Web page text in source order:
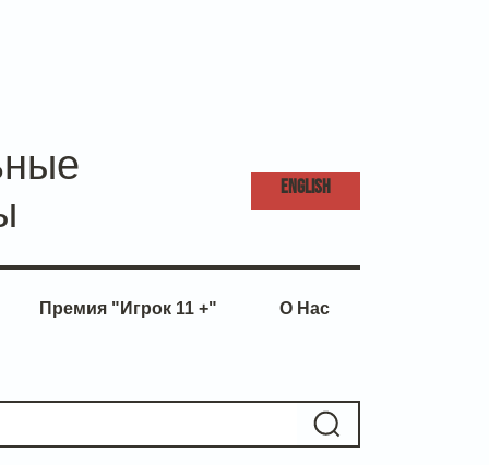
ENGLISH
Премия "Игрок 11 +" О Нас